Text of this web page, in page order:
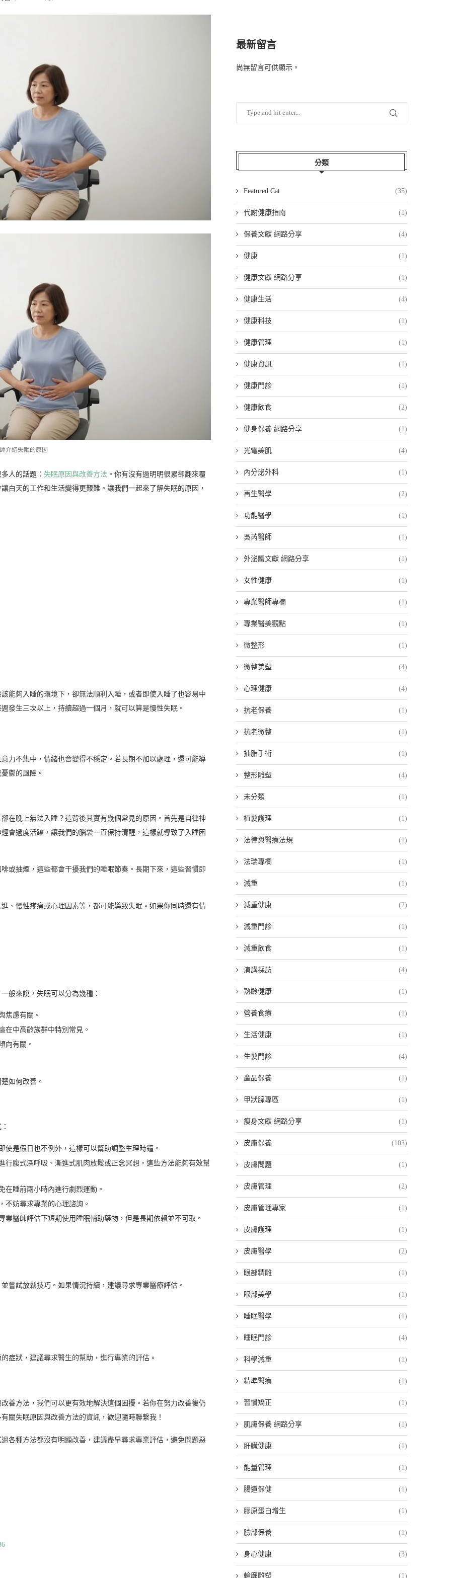
介紹失眠的原因
人的話題： 失眠原因與改善方法 。你有沒有過明明很累卻翻來覆
白天的工作和生活變得更艱難。讓我們一起來了解失眠的原因，
能夠入睡的環境下，卻無法順利入睡，或者即使入睡了也容易中
發生三次以上，持續超過一個月，就可以算是慢性失眠。
力不集中，情緒也會變得不穩定。若長期不加以處理，還可能導
鬱的風險。
在晚上無法入睡？這背後其實有幾個常見的原因。首先是自律神
會過度活躍，讓我們的腦袋一直保持清醒，這樣就導致了入睡困
或抽煙，這些都會干擾我們的睡眠節奏。長期下來，這些習慣即
、慢性疼痛或心理因素等，都可能導致失眠。如果你同時還有情
般來說，失眠可以分為幾種：
焦慮有關。
在中高齡族群中特別常見。
向有關。
如何改善。
使是假日也不例外，這樣可以幫助調整生理時鐘。
行腹式深呼吸、漸進式肌肉放鬆或正念冥想，這些方法能夠有效幫
在睡前兩小時內進行劇烈運動。
不妨尋求專業的心理諮詢。
業醫師評估下短期使用睡眠輔助藥物，但是長期依賴並不可取。
嘗試放鬆技巧。如果情況持續，建議尋求專業醫療評估。
症狀，建議尋求醫生的幫助，進行專業的評估。
善方法，我們可以更有效地解決這個困擾。若你在努力改善後仍
關失眠原因與改善方法的資訊，歡迎隨時聯繫我！
各種方法都沒有明顯改善，建議盡早尋求專業評估，避免問題惡
最新留言
尚無留言可供顯示。
分類
Featured Cat (35)
代謝健康指南 (1)
保養文獻 網路分享 (4)
健康 (1)
健康文獻 網路分享 (1)
健康生活 (4)
健康科技 (1)
健康管理 (1)
健康資訊 (1)
健康門診 (1)
健康飲食 (2)
健身保養 網路分享 (1)
光電美肌 (4)
內分泌外科 (1)
再生醫學 (2)
功能醫學 (1)
吳芮醫師 (1)
外泌體文獻 網路分享 (1)
女性健康 (1)
專業醫師專欄 (1)
專業醫美觀點 (1)
微整形 (1)
微整美塑 (4)
心理健康 (4)
抗老保養 (1)
抗老微整 (1)
抽脂手術 (1)
整形雕塑 (4)
未分類 (1)
植髮護理 (1)
法律與醫療法規 (1)
法瑞專欄 (1)
減重 (1)
減重健康 (2)
減重門診 (1)
減重飲食 (1)
演講採訪 (4)
熟齡健康 (1)
營養食療 (1)
生活健康 (1)
生髮門診 (4)
產品保養 (1)
甲狀腺專區 (1)
瘦身文獻 網路分享 (1)
皮膚保養 (103)
皮膚問題 (1)
皮膚管理 (2)
皮膚管理專家 (1)
皮膚護理 (1)
皮膚醫學 (2)
眼部精雕 (1)
眼部美學 (1)
睡眠醫學 (1)
睡眠門診 (4)
科學減重 (1)
精準醫療 (1)
習慣矯正 (1)
肌膚保養 網路分享 (1)
肝臟健康 (1)
能量管理 (1)
腸道保健 (1)
膠原蛋白增生 (1)
臉部保養 (1)
身心健康 (3)
輪廓雕塑 (1)